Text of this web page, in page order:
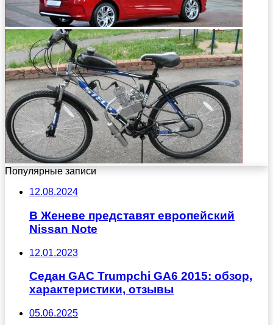
Популярные записи
12.08.2024
В Женеве представят европейский
Nissan Note
12.01.2023
Седан GAC Trumpchi GA6 2015: обзор,
характеристики, отзывы
05.06.2025